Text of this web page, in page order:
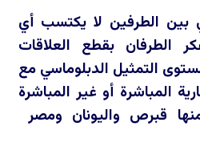
بين الطرفين لا يكتسب أي
الطرفان بقطع العلاقات
التمثيل الدبلوماسي مع
المباشرة أو غير المباشرة
قبرص واليونان ومصر